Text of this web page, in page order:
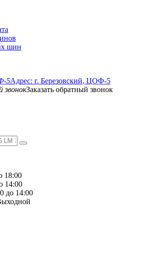
шин
Адрес: г. Березовский, ЦОФ-5
Заказать обратный звонок
18:00
14:00
до 14:00